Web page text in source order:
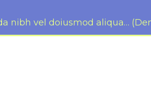
nibh vel doiusmod aliqua…